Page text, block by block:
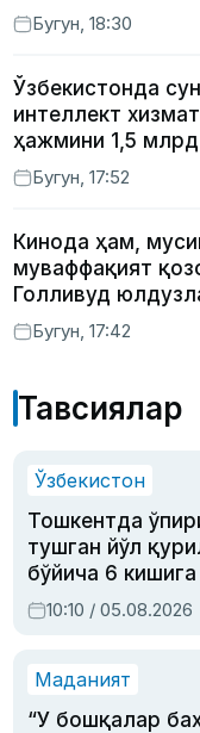
профилларини
талаб этилиши
Бугун, 18:30
Ўзбекистонда
интеллект
ҳажмини 1,5
етказиш
Бугун, 17:52
Кинода ҳам,
муваффақият
Голливуд
Бугун, 17:42
Тавсиялар
Ўзбекистон
Тошкентда
тушган йўл
бўйича 6
ҳукми ўқилди
10:10 / 05.08.2026
Маданият
“У бошқалар